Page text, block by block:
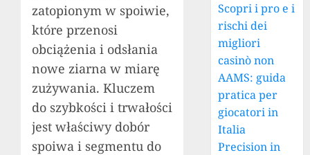
zatopionym w spoiwie,
które przenosi
obciążenia i odsłania
nowe ziarna w miarę
zużywania. Kluczem
do szybkości i trwałości
jest właściwy dobór
spoiwa i segmentu do
Scopri i pro e i
rischi dei
migliori
casinò non
AAMS: guida
pratica per
giocatori in
Italia
Precision in